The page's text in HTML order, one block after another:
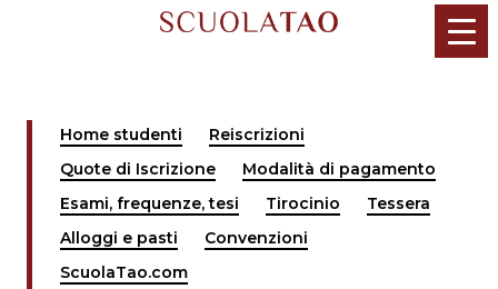
Home studenti
Reiscrizioni
Quote di Iscrizione
Modalità di pagamento
Esami, frequenze, tesi
Tirocinio
Tessera
Alloggi e pasti
Convenzioni
ScuolaTao.com